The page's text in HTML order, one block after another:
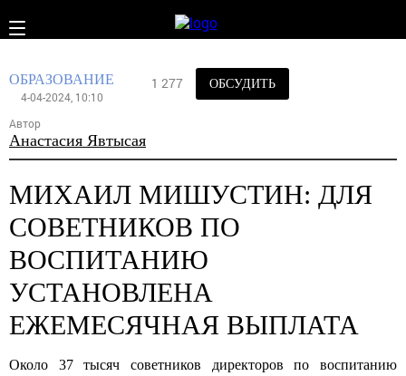
ОБРАЗОВАНИЕ
4-04-2024, 10:10
Автор
Анастасия Явтысая
1 277 ОБСУДИТЬ
МИХАИЛ МИШУСТИН: ДЛЯ
СОВЕТНИКОВ ПО
ВОСПИТАНИЮ
УСТАНОВЛЕНА
ЕЖЕМЕСЯЧНАЯ ВЫПЛАТА
Около 37 тысяч советников директоров по воспитанию